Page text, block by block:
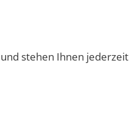
stehen Ihnen jederzeit